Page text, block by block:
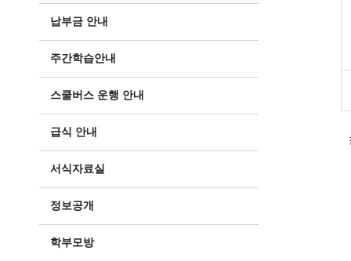
납부금 안내
주간학습안내
스쿨버스 운행 안내
급식 안내
서식자료실
정보공개
학부모방